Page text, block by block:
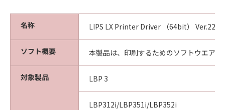
[NO LIABILITY FOR DAMAGES] IN NO EVENT
SHALL EITHER CANON, CANON'S
SUBSIDIARIES OR AFFILIATES, THEIR
DISTRIBUTORS DEALERS OR CANON'S
LICENSORS BE LIABLE FOR ANY DAMAGES
WHATSOEVER (INCLUDING WITHOUT
LIMITATION, LOSS OF BUSINESS PROFITS,
名称 LIPS LX Printer Driver （64bit）
ソフト概要 本製品は、印刷するためのソフトウエアで
対象製品 LBP 3
LBP312i/LBP351i/LBP352i